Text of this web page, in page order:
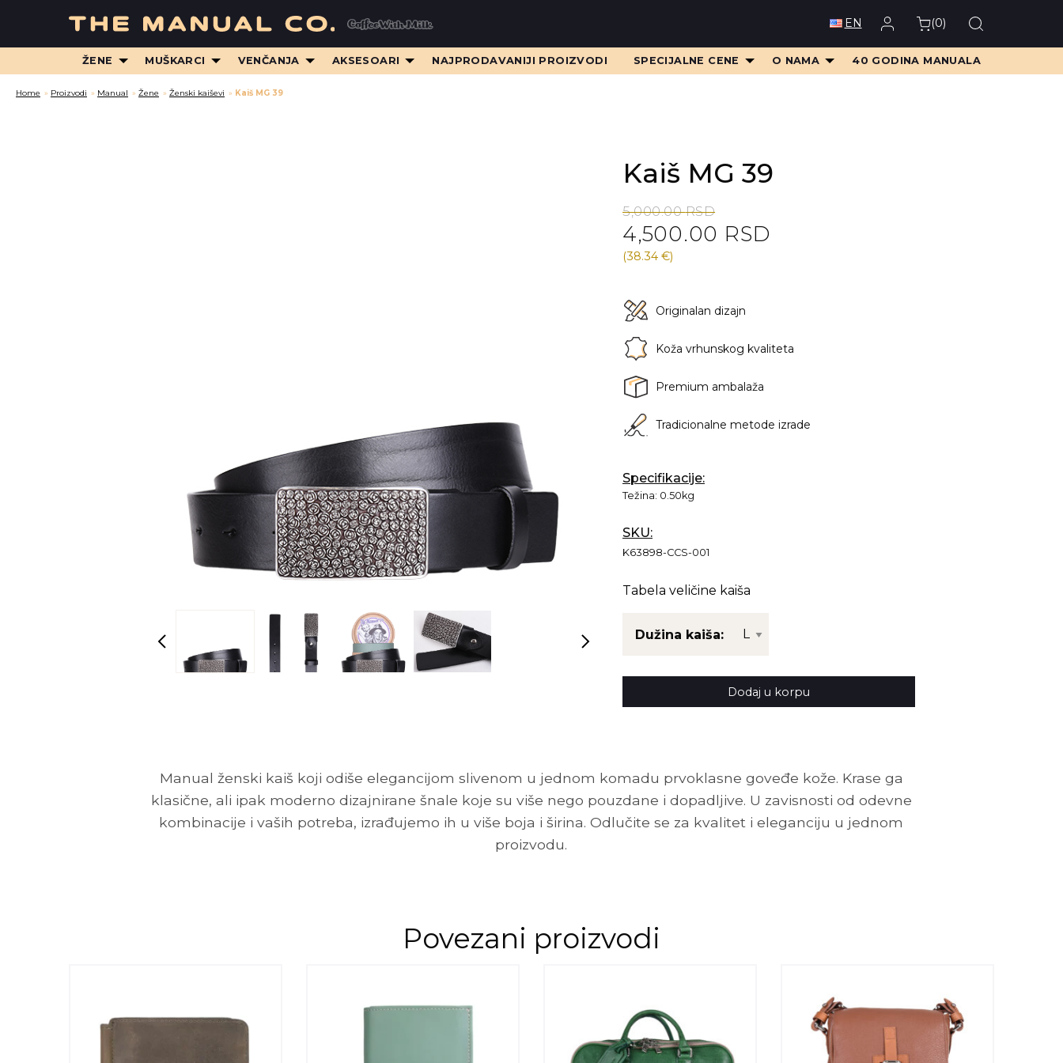
EN (0)
ŽENE MUŠKARCI VENČANJA AKSESOARI NAJPRODAVANIJI PROIZVODI SPECIJALNE CENE O NAMA 40 GODINA MANUALA
Home » Proizvodi » Manual » Žene » Ženski kaiševi » Kaiš MG 39
Kaiš MG 39
5,000.00RSD
Original
price
was:
4,500.00 RSD
Current
price
is:
(38.34 €)
Originalan dizajn
Koža vrhunskog kvaliteta
Premium ambalaža
Tradicionalne metode izrade
Specifikacije:
Težina: 0.50kg
SKU:
K63898-CCS-001
Tabela veličine kaiša
Dužina kaiša:
Dodaj u korpu
Manual ženski kaiš koji odiše elegancijom slivenom u jednom komadu prvoklasne goveđe kože. Krase ga
klasične, ali ipak moderno dizajnirane šnale koje su više nego pouzdane i dopadljive. U zavisnosti od odevne
kombinacije i vaših potreba, izrađujemo ih u više boja i širina. Odlučite se za kvalitet i eleganciju u jednom
proizvodu.
Povezani proizvodi